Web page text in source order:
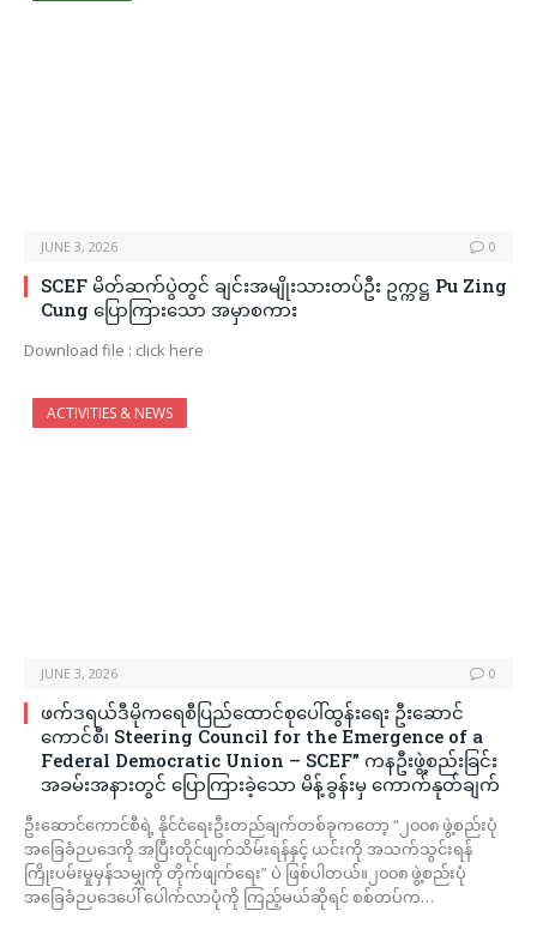
JUNE 3, 2026 0
SCEF မိတ်ဆက်ပွဲတွင် ချင်းအမျိုးသားတပ်ဦး ဥက္ကဋ္ဌ Pu Zing
Cung ပြောကြားသော အမှာစကား
Download file : click here
ACTIVITIES & NEWS
JUNE 3, 2026 0
ဖက်ဒရယ်ဒီမိုကရေစီပြည်ထောင်စုပေါ်ထွန်းရေး ဦးဆောင်
ကောင်စီ၊ Steering Council for the Emergence of a
Federal Democratic Union – SCEF” ကနဦးဖွဲ့စည်းခြင်း
အခမ်းအနားတွင် ပြောကြားခဲ့သော မိန့်ခွန်းမှ ကောက်နုတ်ချက်
ဦးဆောင်ကောင်စီရဲ့ နိုင်ငံရေးဦးတည်ချက်တစ်ခုကတော့ “၂၀၀၈ ဖွဲ့စည်းပုံ
အခြေခံဉပဒေကို အပြီးတိုင်ဖျက်သိမ်းရန်နှင့် ယင်းကို အသက်သွင်းရန်
ကြိုးပမ်းမှုမှန်သမျှကို တိုက်ဖျက်ရေး” ပဲ ဖြစ်ပါတယ်။၂၀၀၈ ဖွဲ့စည်းပုံ
အခြေခံဉပဒေပေါ် ပေါက်လာပုံကို ကြည့်မယ်ဆိုရင် စစ်တပ်က…